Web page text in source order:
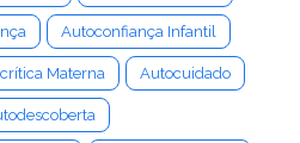
Autoconfiança Infantil
Materna Autocuidado